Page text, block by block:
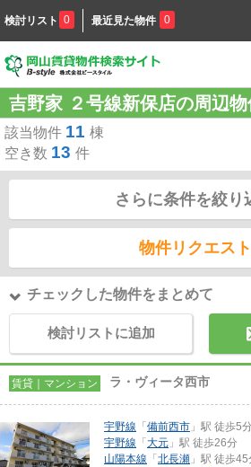
検討リスト 0 最近見た物件 0
吉野家 ２号線新保店の周辺
該当物件 11 棟
空き数 13 件
さらに条件を絞り
物件リクエスト
チェックした物件をまとめて
検討リストに追加
賃貸｜マンション ラ・ヴィータ西市
宇野線 「 備前西市 」駅 徒歩5
宇野線 「 大元 」駅 徒歩26分
山陽本線 「 北長瀬 」駅 徒歩45